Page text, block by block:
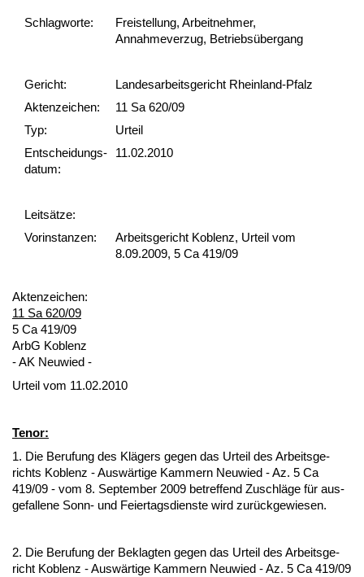
Schlag­worte:
Freistellung, Arbeitnehmer,
Annahmeverzug, Betriebsübergang
Gericht:
Landesarbeitsgericht Rheinland-Pfalz
Akten­zeichen:
11 Sa 620/09
Typ:
Urteil
Ent­scheid­ungs­
datum:
11.02.2010
Leit­sätze:
Vor­ins­tan­zen:
Arbeitsgericht Koblenz, Urteil vom
8.09.2009, 5 Ca 419/09
Ak­ten­zei­chen:
11 Sa 620/09
5 Ca 419/09
ArbG Ko­blenz
- AK Neu­wied -
Ur­teil vom 11.02.2010
Te­nor:
1. Die Be­ru­fung des Klägers ge­gen das Ur­teil des Ar­beits­ge­
richts Ko­blenz - Auswärti­ge Kam­mern Neu­wied - Az. 5 Ca
419/09 - vom 8. Sep­tem­ber 2009 be­tref­fend Zu­schläge für aus­
ge­fal­le­ne Sonn- und Fei­er­tags­diens­te wird zurück­ge­wie­sen.
2. Die Be­ru­fung der Be­klag­ten ge­gen das Ur­teil des Ar­beits­ge­
richt Ko­blenz - Auswärti­ge Kam­mern Neu­wied - Az. 5 Ca 419/09